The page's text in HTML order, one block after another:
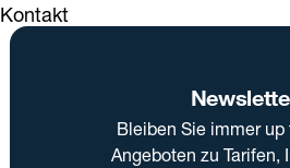
Kontakt
Bleiben Sie immer
Angeboten zu Tarifen,